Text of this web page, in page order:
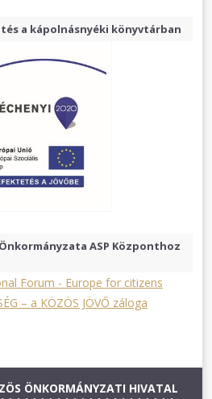
a kápolnásnyéki könyvtárban
ASP Központhoz
Forum - Europe for citizens
– a KÖZÖS JÖVŐ záloga
ÖNKORMÁNYZATI HIVATAL